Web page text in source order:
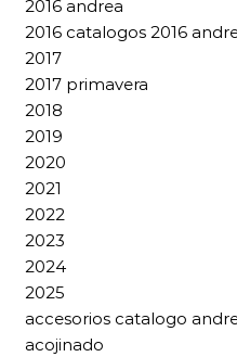
2016 andrea
2016 catalogos 2016
2017
2017 primavera
2018
2019
2020
2021
2022
2023
2024
2025
accesorios catalogo
acojinado